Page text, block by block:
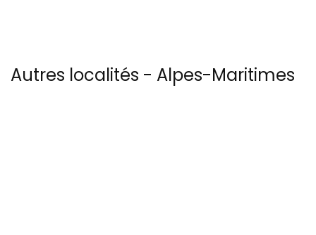
Autres localités - Alpes-Maritimes